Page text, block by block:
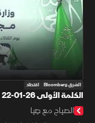
الشرق Bloomberg اقتصاد
الكلمة الأولى 26-01-22
الصباح مع صِبا